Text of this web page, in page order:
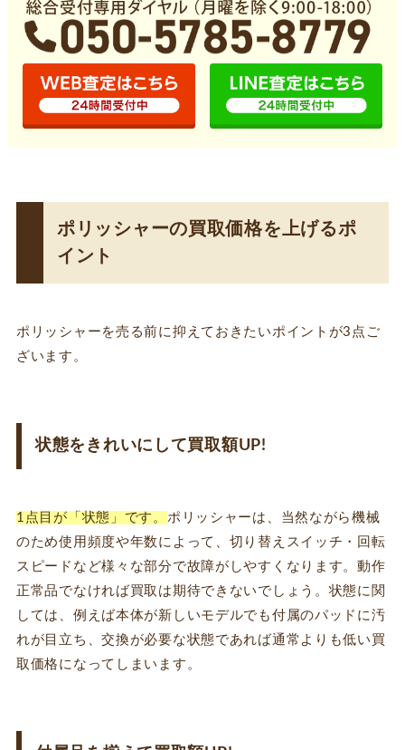
ポリッシャーの買取価格を上げるポ
イント
ポリッシャーを売る前に抑えておきたいポイントが3点ご
ざいます。
状態をきれいにして買取額UP!
1点目が「状態」です。 ポリッシャーは、当然ながら機械
のため使用頻度や年数によって、切り替えスイッチ・回転
スピードなど様々な部分で故障がしやすくなります。動作
正常品でなければ買取は期待できないでしょう。状態に関
しては、例えば本体が新しいモデルでも付属のパッドに汚
れが目立ち、交換が必要な状態であれば通常よりも低い買
取価格になってしまいます。